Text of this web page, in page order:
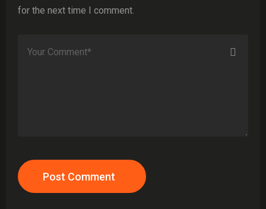
for the next time I comment.
Post Comment